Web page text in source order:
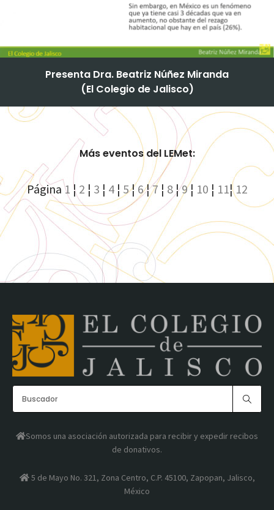
Presenta Dra. Beatriz Núñez Miranda
(El Colegio de Jalisco)
Más eventos del LEMet:
Página1 ¦ 2 ¦ 3 ¦ 4¦ 5¦6¦7 ¦ 8¦9¦ 10 ¦ 11¦12
Somos una asociación autorizada para recibir y expedir recibos
de donativos.
5 de Mayo No. 321, Zona Centro, C.P. 45100, Zapopan, Jalisco,
México